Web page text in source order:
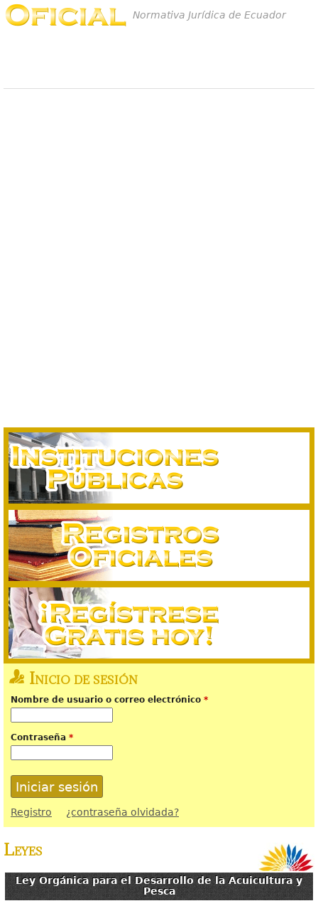
Normativa Jurídica de Ecuador
Inicio de sesión
Nombre de usuario o correo electrónico *
Contraseña *
Registro ¿contraseña olvidada?
Leyes
Ley Orgánica para el Desarrollo de la Acuicultura y
Pesca